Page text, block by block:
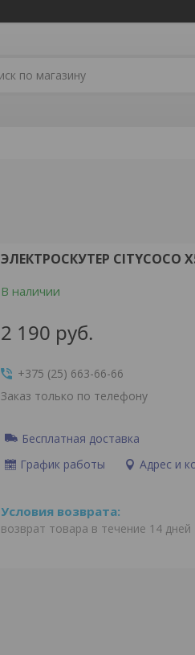
ЭЛЕКТРОСКУТЕР CITYCOCO
В наличии
2 190 руб.
+375 (25) 663-66-66
Заказ только по телефону
Бесплатная доставка
График работы
Адрес и
возврат товара в течение 14 дней